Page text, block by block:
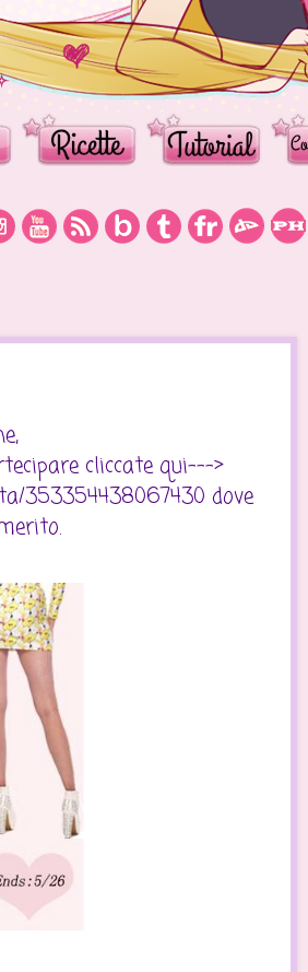
cliccate qui--->
353354438067430 dove